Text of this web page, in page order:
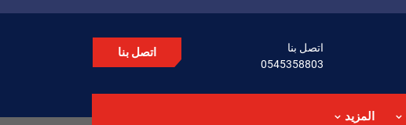
اتصل بنا
0545358803
اتصل بنا
المزيد